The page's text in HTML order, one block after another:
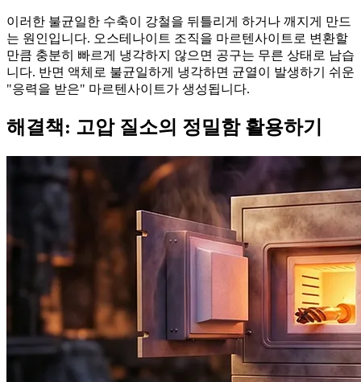
이러한 불균일한 수축이 강철을 뒤틀리게 하거나 깨지게 만드
는 원인입니다. 오스테나이트 조직을 마르텐사이트로 변환할
만큼 충분히 빠르게 냉각하지 않으면 공구는 무른 상태로 남습
니다. 반면 액체로 불균일하게 냉각하면 균열이 발생하기 쉬운
"응력을 받은" 마르텐사이트가 생성됩니다.
해결책: 고압 질소의 정밀함 활용하기